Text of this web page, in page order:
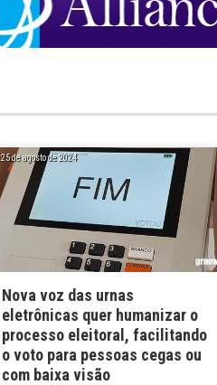
25 de agosto de 2024
Nova voz das urnas
eletrônicas quer humanizar o
processo eleitoral, facilitando
o voto para pessoas cegas ou
com baixa visão